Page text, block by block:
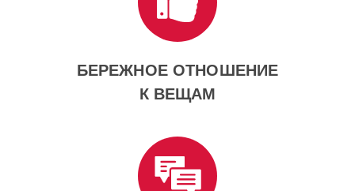
БЕРЕЖНОЕ ОТНОШЕНИЕ
К ВЕЩАМ